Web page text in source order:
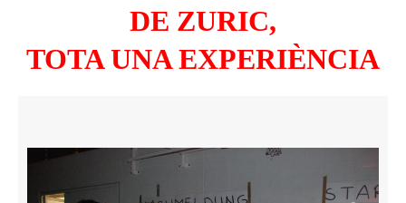
DE ZURIC,
TOTA UNA EXPERIÈNCIA